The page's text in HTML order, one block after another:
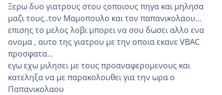
Ξερω δυο γιατρους στου ςοποιους πηγα και μηλησα
μαζι τους..τον Μαμοπουλο και τον παπανικολαου...
επισης το μελος λοβι μπορει να σου δωσει αλλο ενα
ονομα , αυτο της γιατρου με την οποια εκανε VBAC
προσφατα...
εγω εχω μιλησει με τους προαναφερομενους και
κατεληξα να με παρακολουθει για την ωρα ο
Παπανικολαου